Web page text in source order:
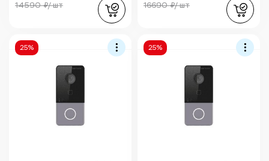
14590 ₽/ шт 16690 ₽/ шт
25% 25%